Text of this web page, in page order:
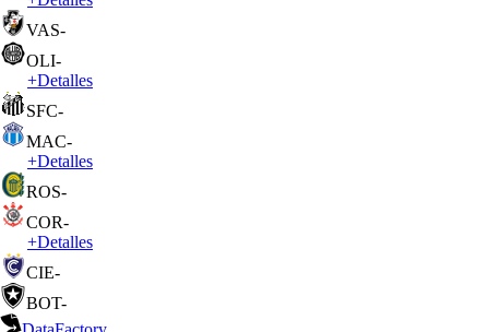
VAS-
OLI-
+Detalles
SFC-
MAC-
+Detalles
ROS-
COR-
+Detalles
CIE-
BOT-